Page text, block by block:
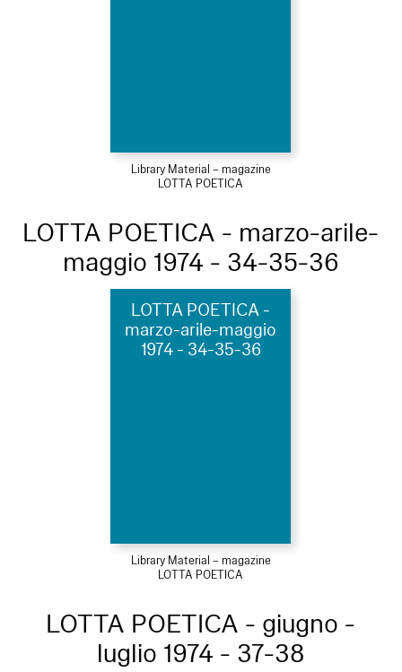
Library Material – magazine
LOTTA POETICA
LOTTA POETICA - marzo-arile-
maggio 1974 - 34-35-36
LOTTA POETICA -
marzo-arile-maggio
1974 - 34-35-36
Library Material – magazine
LOTTA POETICA
LOTTA POETICA - giugno -
luglio 1974 - 37-38